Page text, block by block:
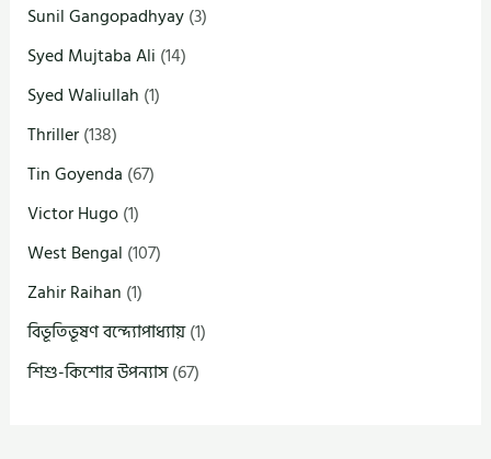
Sunil Gangopadhyay(3)
Syed Mujtaba Ali (14)
Syed Waliullah (1)
Thriller(138)
Tin Goyenda (67)
Victor Hugo(1)
West Bengal (107)
Zahir Raihan (1)
বিভূতিভূষণ বন্দ্যোপাধ্যায়(1)
শিশু-কিশোর উপন্যাস(67)